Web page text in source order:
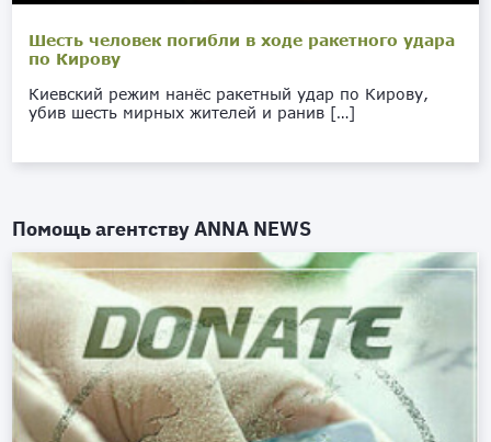
Шесть человек погибли в ходе ракетного удара
по Кирову
Киевский режим нанёс ракетный удар по Кирову,
убив шесть мирных жителей и ранив […]
Помощь агентствуANNA NEWS